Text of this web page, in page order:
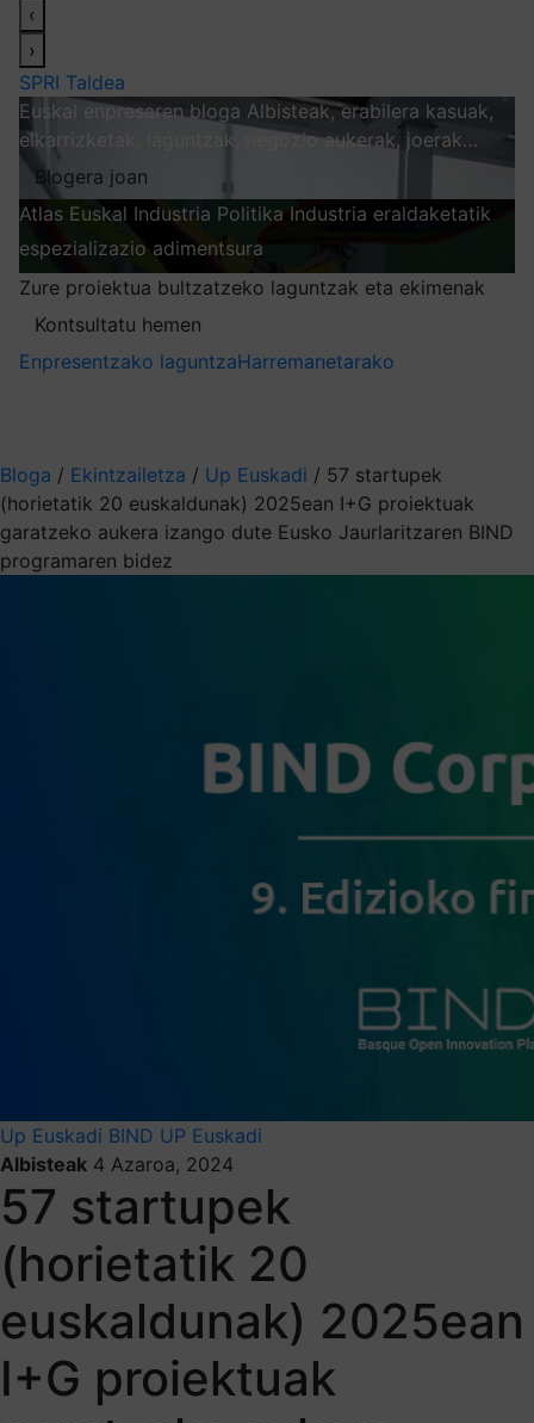
‹
›
SPRI Taldea
Euskal enpresaren bloga Albisteak, erabilera kasuak,
elkarrizketak, laguntzak, negozio aukerak, joerak…
Blogera joan
Atlas Euskal Industria Politika Industria eraldaketatik
espezializazio adimentsura
Zure proiektua bultzatzeko laguntzak eta ekimenak
Kontsultatu hemen
Enpresentzako laguntzaHarremanetarako
Bloga / Ekintzailetza / Up Euskadi / 57 startupek
(horietatik 20 euskaldunak) 2025ean I+G proiektuak
garatzeko aukera izango dute Eusko Jaurlaritzaren BIND
programaren bidez
Up Euskadi BIND UP Euskadi
Albisteak 4 Azaroa, 2024
57 startupek
(horietatik 20
euskaldunak) 2025ean
I+G proiektuak